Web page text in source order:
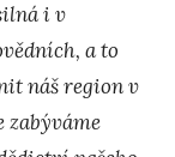
i v
a to
náš region v
zabýváme